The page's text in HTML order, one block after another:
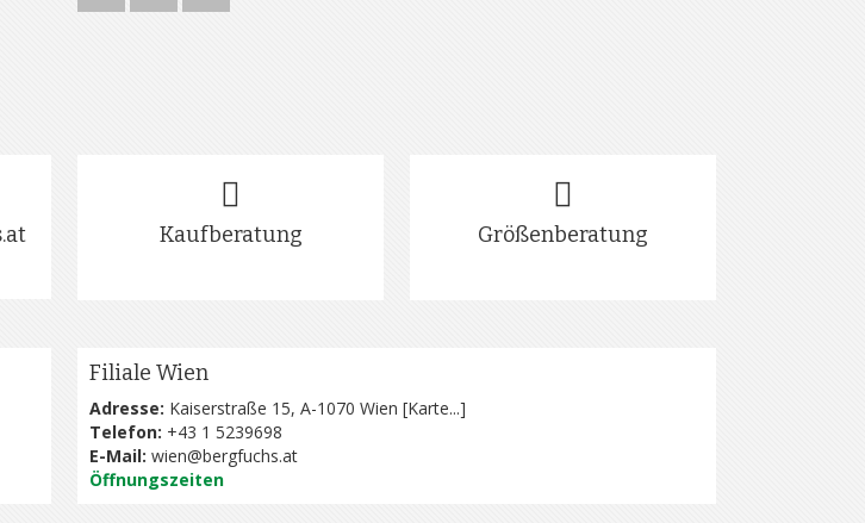
Kaufberatung Größenberatung
Filiale Wien
Adresse: Kaiserstraße 15, A-1070 Wien [Karte...]
Telefon: +43 1 5239698
E-Mail: wien@bergfuchs.at
Öffnungszeiten